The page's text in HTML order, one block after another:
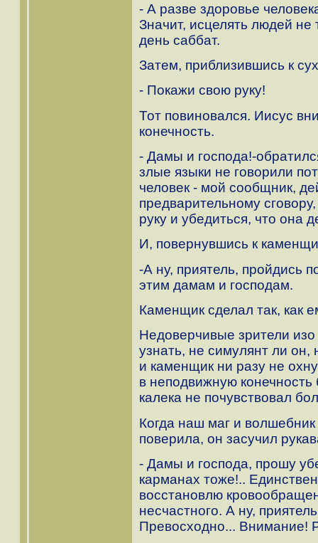
- А разве здоровье
Значит, исцелять людей
день саббат.
Затем, приблизившись к
- Покажи свою руку!
Тот повиновался. Иисус
конечность.
- Дамы и господа!-
злые языки не говорили
человек - мой сообщник,
предварительному
руку и убедиться, что она
И, повернувшись к
-А ну, приятель, пройдись
этим дамам и господам.
Каменщик сделал так, как
Недоверчивые зрители
узнать, не симулянт ли он,
и каменщик ни разу не
в неподвижную конечность
калека не почувствовал
Когда наш маг и
поверила, он засучил
- Дамы и господа, прошу
карманах тоже!..
восстановлю
несчастного. А ну,
Превосходно... Внимание!